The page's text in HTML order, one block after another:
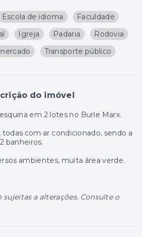
Escola de idioma
Faculdade
Igreja Padaria
Rodovia
Transporte público
do imóvel
em 2 lotes no Burle Marx.
todas com ar condicionado, sendo a
banheiros.
ambientes, muita área verde.
a alterações. Consulte o